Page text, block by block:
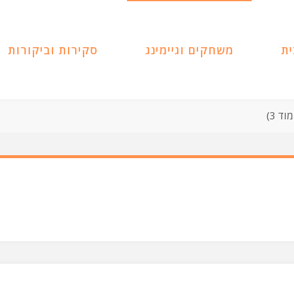
משחקים וגיימינג סקירות וביקורות
3)